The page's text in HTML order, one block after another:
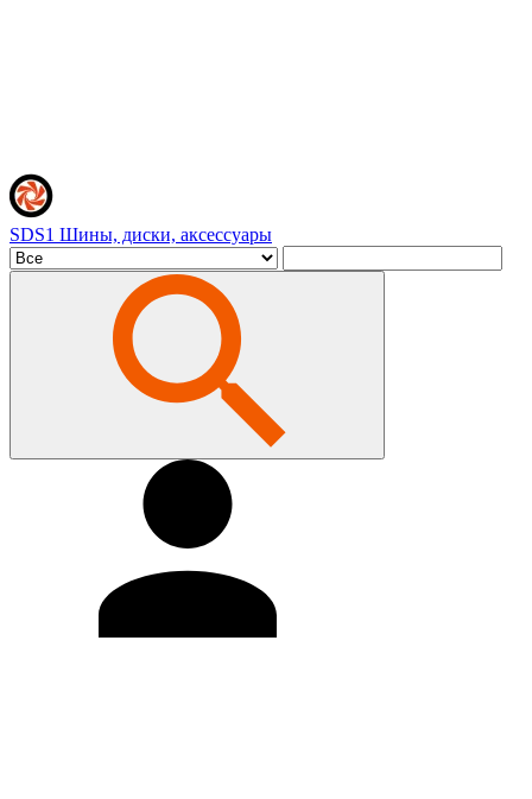
SDS1 Шины, диски, аксессуары